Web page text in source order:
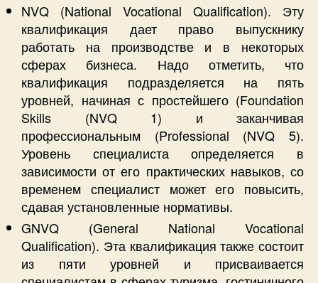
NVQ (National Vocational Qualification). Эту
квалификация дает право выпускнику
работать на производстве и в некоторых
сферах бизнеса. Надо отметить, что
квалификация подразделяется на пять
уровней, начиная с простейшего (Foundation
Skills (NVQ 1) и заканчивая
профессиональным (Professional (NVQ 5).
Уровень специалиста определяется в
зависимости от его практических навыков, со
временем специалист может его повысить,
сдавая установленные нормативы.
GNVQ (General National Vocational
Qualification). Эта квалификация также состоит
из пяти уровней и присваивается